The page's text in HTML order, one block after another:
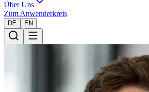
Über Uns
Zum Anwenderkreis
DE EN